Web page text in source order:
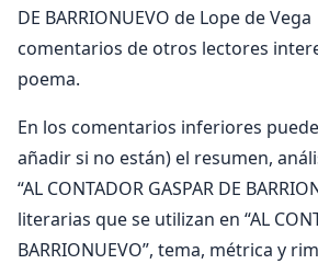
DE BARRIONUEVO de Lope de
comentarios de otros lectores
poema.
En los comentarios inferiores
añadir si no están) el resumen,
“AL CONTADOR GASPAR DE
literarias que se utilizan en “AL
BARRIONUEVO”, tema, métrica y